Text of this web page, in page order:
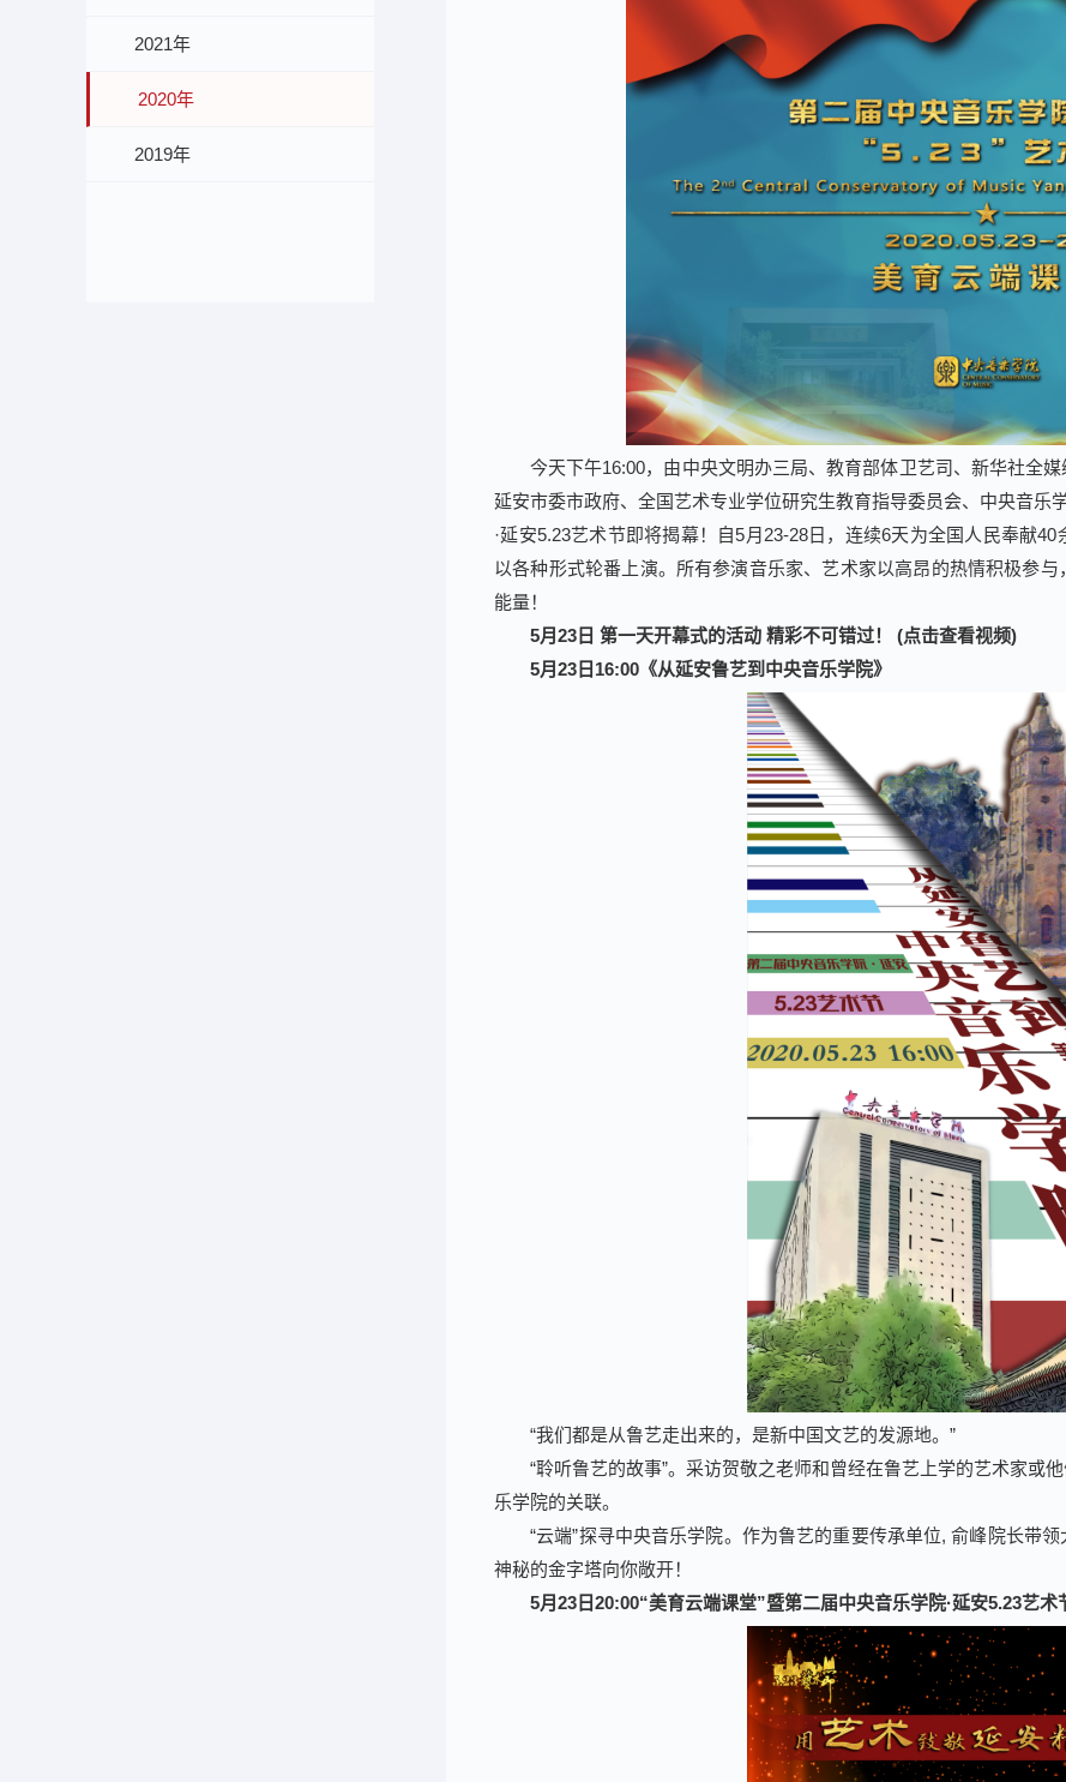
2021年
2020年
2019年
今天下午16:00，由中央文明办三局、教育部体卫艺司、新华社全
延安市委市政府、全国艺术专业学位研究生教育指导委员会、中央音乐
·延安5.23艺术节即将揭幕！自5月23-28日，连续6天为全国人民奉献
以各种形式轮番上演。所有参演音乐家、艺术家以高昂的热情积极参
能量！
5月23日 第一天开幕式的活动 精彩不可错过！ (点击查看视频)
5月23日 16:00《从延安鲁艺到中央音乐学院》
“我们都是从鲁艺走出来的，是新中国文艺的发源地。”
“聆听鲁艺的故事”。采访贺敬之老师和曾经在鲁艺上学的艺术家或
乐学院的关联。
“云端”探寻中央音乐学院。作为鲁艺的重要传承单位, 俞峰院长带
神秘的金字塔向你敞开！
5月23日20:00“美育云端课堂”暨第二届中央音乐学院·延安5.23艺术